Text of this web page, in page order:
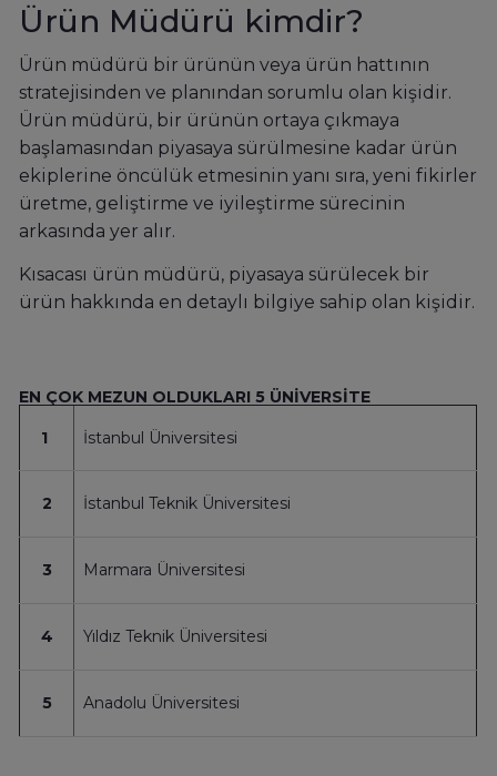
Ürün Müdürü kimdir?
Ürün müdürü bir ürünün veya ürün hattının
stratejisinden ve planından sorumlu olan kişidir.
Ürün müdürü, bir ürünün ortaya çıkmaya
başlamasından piyasaya sürülmesine kadar ürün
ekiplerine öncülük etmesinin yanı sıra, yeni fikirler
üretme, geliştirme ve iyileştirme sürecinin
arkasında yer alır.
Kısacası ürün müdürü, piyasaya sürülecek bir
ürün hakkında en detaylı bilgiye sahip olan kişidir.
EN ÇOK MEZUN OLDUKLARI 5 ÜNİVERSİTE
1 İstanbul Üniversitesi
2 İstanbul Teknik Üniversitesi
3 Marmara Üniversitesi
4 Yıldız Teknik Üniversitesi
5 Anadolu Üniversitesi